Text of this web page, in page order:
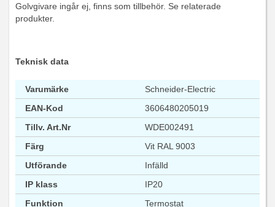
Golvgivare ingår ej, finns som tillbehör. Se relaterade
produkter.
Teknisk data
Varumärke
Schneider-Electric
EAN-Kod
3606480205019
Tillv. Art.Nr
WDE002491
Färg
Vit RAL 9003
Utförande
Infälld
IP klass
IP20
Funktion
Termostat